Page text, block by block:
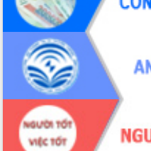
Thuột
Định vị cà phê Việt Nam như một “di
sản sống” trong dòng chảy toàn cầu
Xây dựng nông thôn mới: Nâng cao đời
sống người dân từ những mô hình thiết
Quyết liệt tháo gỡ vướng mắc, đẩy
nhanh tiến độ các dự án trọng điểm
trong Khu kinh tế Nam Phú Yên